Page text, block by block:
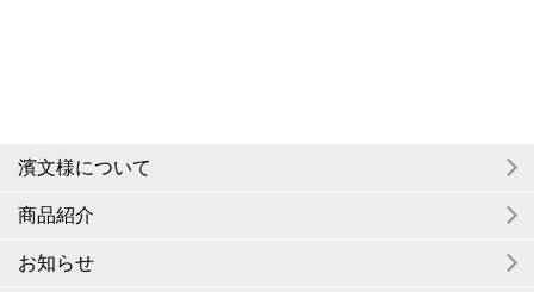
濱文様について
商品紹介
お知らせ